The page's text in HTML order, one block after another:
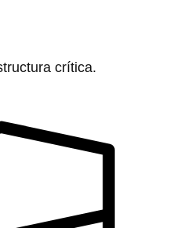
crítica.